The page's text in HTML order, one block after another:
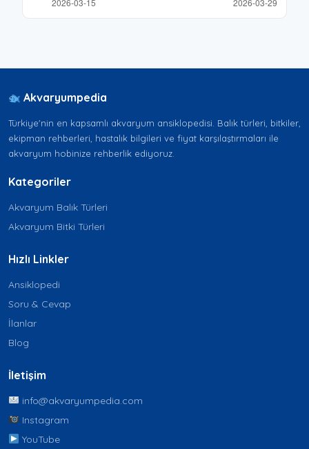
Akvaryumpedia
Türkiye'nin en kapsamlı akvaryum ansiklopedisi. Balık türleri, bitkiler,
ekipman rehberleri, hastalık bilgileri ve fiyat karşılaştırmaları ile
akvaryum hobinize rehberlik ediyoruz.
Kategoriler
Akvaryum Balık Türleri
Akvaryum Bitki Türleri
Hızlı Linkler
Ansiklopedi
Soru & Cevap
İlanlar
Blog
İletişim
info@akvaryumpedia.com
Instagram
YouTube